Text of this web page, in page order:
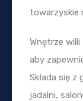
towarzyskie
Wnętrze
aby
Składa się z
jadalni,